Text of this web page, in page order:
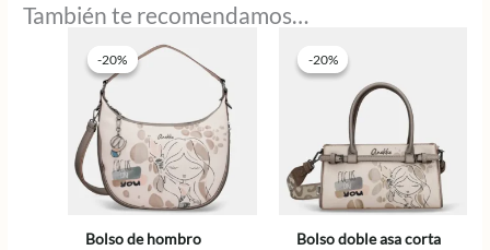
También te recomendamos…
-20%
-20%
Bolso de hombro
-20%
-20%
Bolso doble asa corta